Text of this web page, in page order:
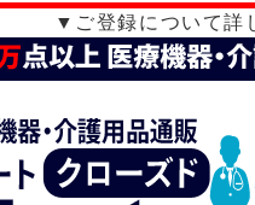
▼ご登録について詳